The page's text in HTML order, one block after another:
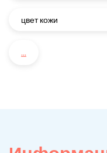
цвет кожи
...